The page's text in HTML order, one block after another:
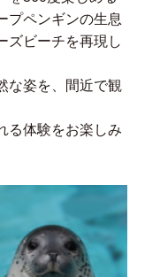
プペンギンの生息
ズビーチを再現し
な姿を、間近で観
る体験をお楽しみ